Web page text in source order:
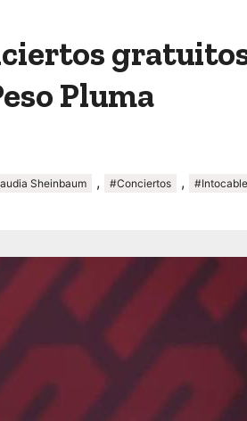
Pluma
Sheinbaum , #Conciertos , #Intocable